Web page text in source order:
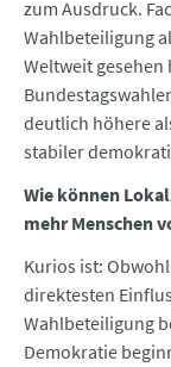
zum Ausdruck.
Wahlbeteiligung
Weltweit
deutlich höhere
stabiler
Wie können
mehr Menschen
Kurios ist:
direktesten
Wahlbeteiligung
Demokratie